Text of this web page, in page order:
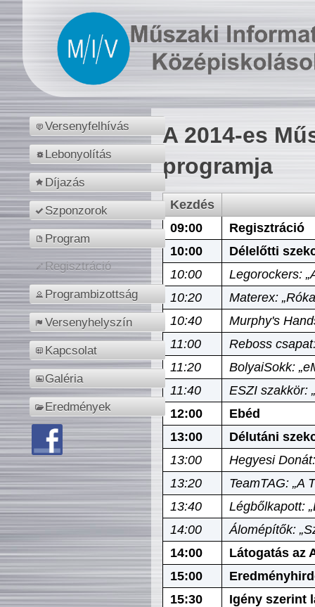
Versenyfelhívás
Lebonyolítás
Díjazás
Szponzorok
Program
Regisztráció
Programbizottság
Versenyhelyszín
Kapcsolat
Galéria
Eredmények
A 2014-es
programja
Kezdés
09:00
Regisztráció
10:00
Délelőtti
10:00
Legorockers:
10:20
Materex:
10:40
Murphy's
11:00
Reboss
11:20
BolyaiSokk:
11:40
ESZI szakkör:
12:00
Ebéd
13:00
Délutáni
13:00
Hegyesi
13:20
TeamTAG: „A
13:40
Légbőlkapott:
14:00
Álomépítők:
14:00
Látogatás az
15:00
15:30
Igény szerint